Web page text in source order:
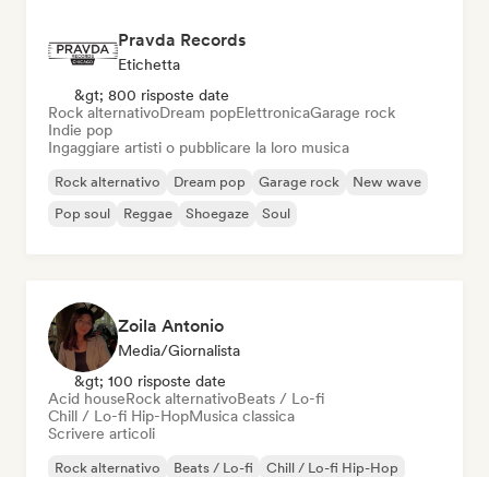
Pravda Records
Etichetta
&gt; 800 risposte date
Rock alternativoDream popElettronicaGarage rock
Indie pop
Ingaggiare artisti o pubblicare la loro musica
Rock alternativo Dream pop Garage rock
New wave
Pop soul
Reggae Shoegaze Soul
Zoila Antonio
Media/Giornalista
&gt; 100 risposte date
Acid houseRock alternativoBeats / Lo-fi
Chill / Lo-fi Hip-HopMusica classica
Scrivere articoli
Rock alternativo Beats / Lo-fi
Chill / Lo-fi Hip-Hop